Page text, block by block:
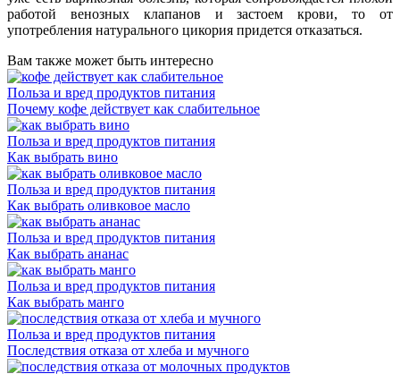
работой венозных клапанов и застоем крови, то от
употребления натурального цикория придется отказаться.
Вам также может быть интересно
Польза и вред продуктов питания
Почему кофе действует как слабительное
Польза и вред продуктов питания
Как выбрать вино
Польза и вред продуктов питания
Как выбрать оливковое масло
Польза и вред продуктов питания
Как выбрать ананас
Польза и вред продуктов питания
Как выбрать манго
Польза и вред продуктов питания
Последствия отказа от хлеба и мучного